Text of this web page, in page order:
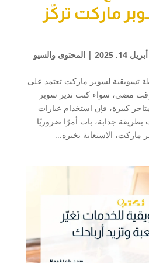
ماركت تركّز
أبريل 14, 2025 | المحتوى والسيو
تسويقية لسوبر ماركت تعتمد على
وقت مضى، سواء كنت تدير سوبر
كبيرة، فإن استخدام عبارات
جذابة، بات أمرًا ضروريًا
ماركت، الاستعانة بخبرة...